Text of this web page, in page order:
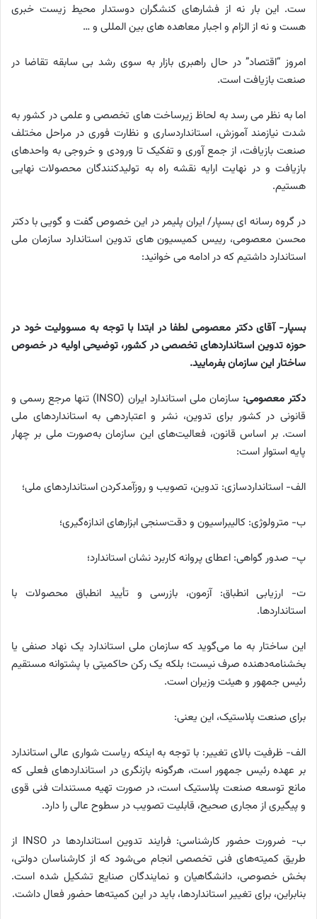
ست. این بار نه از فشارهای کنشگران دوستدار محیط زیست خبری
هست و نه از الزام و اجبار معاهده های بین المللی و …
امروز “اقتصاد” در حال راهبری بازار به سوی رشد بی سابقه تقاضا در
صنعت بازیافت است.
اما به نظر می رسد به لحاظ زیرساخت های تخصصی و علمی در کشور به
شدت نیازمند آموزش، استانداردساری و نظارت فوری در مراحل مختلف
صنعت بازیافت، از جمع آوری و تفکیک تا ورودی و خروجی به واحدهای
بازیافت و در نهایت ارایه نقشه راه به تولیدکنندگان محصولات نهایی
هستیم.
در گروه رسانه ای بسپار/ ایران پلیمر در این خصوص گفت و گویی با دکتر
محسن معصومی، رییس کمیسیون های تدوین استاندارد سازمان ملی
استاندارد داشتیم که در ادامه می خوانید:
بسپار- آقای دکتر معصومی لطفا در ابتدا با توجه به مسوولیت خود در
حوزه تدوین استانداردهای تخصصی در کشور، توضیحی اولیه در خصوص
ساختار این سازمان بفرمایید.
دکتر معصومی:
سازمان ملی استاندارد ایران (INSO) تنها مرجع رسمی و
قانونی در کشور برای تدوین، نشر و اعتباردهی به استانداردهای ملی
است. بر اساس قانون، فعالیت‌های این سازمان به‌صورت ملی بر چهار
پایه استوار است:
الف- استانداردسازی: تدوین، تصویب و روزآمدکردن استانداردهای ملی؛
ب- مترولوژی: کالیبراسیون و دقت‌سنجی ابزارهای اندازه‌گیری؛
پ- صدور گواهی: اعطای پروانه کاربرد نشان استاندارد؛
ت- ارزیابی انطباق: آزمون، بازرسی و تأیید انطباق محصولات با
استانداردها.
این ساختار به ما می‌گوید که سازمان ملی استاندارد یک نهاد صنفی یا
بخشنامه‌دهنده صرف نیست؛ بلکه یک رکن حاکمیتی با پشتوانه مستقیم
رئیس جمهور و هیئت وزیران است.
برای صنعت پلاستیک، این یعنی:
الف- ظرفیت بالای تغییر: با توجه به اینکه ریاست شواری عالی استاندارد
بر عهده رئیس جمهور است، هرگونه بازنگری در استانداردهای فعلی که
مانع توسعه صنعت پلاستیک است، در صورت تهیه مستندات فنی قوی
و پیگیری از مجاری صحیح، قابلیت تصویب در سطوح عالی را دارد.
ب- ضرورت حضور کارشناسی: فرایند تدوین استانداردها در INSO از
طریق کمیته‌های فنی تخصصی انجام می‌شود که از کارشناسان دولتی،
بخش خصوصی، دانشگاهیان و نمایندگان صنایع تشکیل شده است.
بنابراین، برای تغییر استانداردها، باید در این کمیته‌ها حضور فعال داشت.